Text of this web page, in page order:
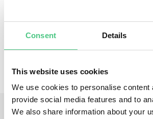
Consent Details
This website uses cookies
We use cookies to personalise content
provide social media features and to
We also share information about your